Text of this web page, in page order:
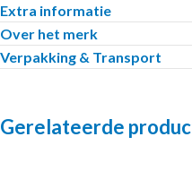
Extra informatie
Over het merk
Verpakking & Transport
Gerelateerde